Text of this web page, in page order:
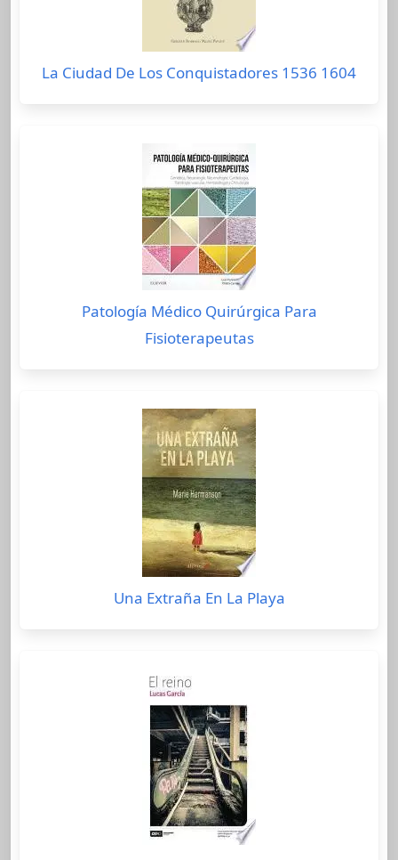
La Ciudad De Los Conquistadores 1536 1604
Patología Médico Quirúrgica Para
Fisioterapeutas
Una Extraña En La Playa